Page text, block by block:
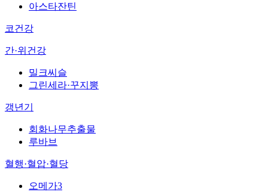
아스타잔틴
코건강
간·위건강
밀크씨슬
그린세라·꾸지뽕
갱년기
회화나무추출물
루바브
혈행·혈압·혈당
오메가3